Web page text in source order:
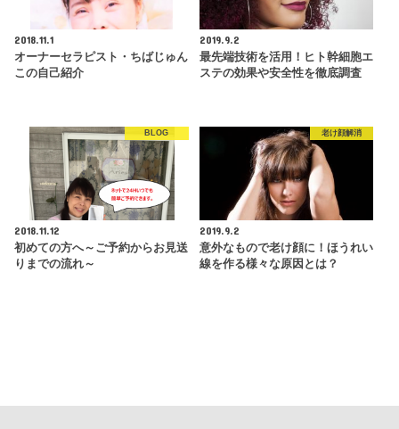
2018.11.1
オーナーセラピスト・ちばじゅん
この自己紹介
2019.9.2
最先端技術を活用！ヒト幹細胞エ
ステの効果や安全性を徹底調査
BLOG
2018.11.12
初めての方へ～ご予約からお見送
りまでの流れ～
老け顔解消
2019.9.2
意外なもので老け顔に！ほうれい
線を作る様々な原因とは？